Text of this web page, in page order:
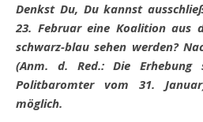
Denkst Du, Du kannst
23. Februar eine Koalition aus
schwarz-blau sehen werden?
(Anm. d. Red.: Die
Politbaromter vom 31.
möglich.